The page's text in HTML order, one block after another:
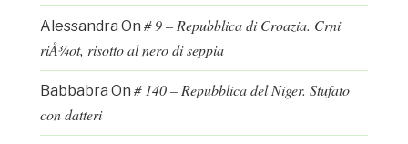
Alessandra On # 9 – Repubblica di Croazia. Crni
riÅ¾ot, risotto al nero di seppia
Babbabra On # 140 – Repubblica del Niger. Stufato
con datteri